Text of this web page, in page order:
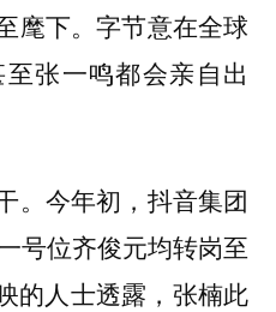
麾下。字节意在全球
张一鸣都会亲自出
。今年初，抖音集团
号位齐俊元均转岗至
的人士透露，张楠此